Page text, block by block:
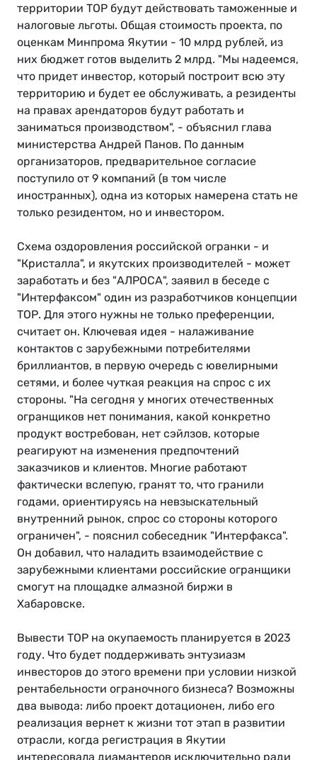
территории ТОР будут действовать таможенные и
налоговые льготы. Общая стоимость проекта, по
оценкам Минпрома Якутии - 10 млрд рублей, из
них бюджет готов выделить 2 млрд. "Мы надеемся,
что придет инвестор, который построит всю эту
территорию и будет ее обслуживать, а резиденты
на правах арендаторов будут работать и
заниматься производством", - объяснил глава
министерства Андрей Панов. По данным
организаторов, предварительное согласие
поступило от 9 компаний (в том числе
иностранных), одна из которых намерена стать не
только резидентом, но и инвестором.
Схема оздоровления российской огранки - и
"Кристалла", и якутских производителей - может
заработать и без "АЛРОСА", заявил в беседе с
"Интерфаксом" один из разработчиков концепции
ТОР. Для этого нужны не только преференции,
считает он. Ключевая идея - налаживание
контактов с зарубежными потребителями
бриллиантов, в первую очередь с ювелирными
сетями, и более чуткая реакция на спрос с их
стороны. "На сегодня у многих отечественных
огранщиков нет понимания, какой конкретно
продукт востребован, нет сэйлзов, которые
реагируют на изменения предпочтений
заказчиков и клиентов. Многие работают
фактически вслепую, гранят то, что гранили
годами, ориентируясь на невзыскательный
внутренний рынок, спрос со стороны которого
ограничен", - пояснил собеседник "Интерфакса".
Он добавил, что наладить взаимодействие с
зарубежными клиентами российские огранщики
смогут на площадке алмазной биржи в
Хабаровске.
Вывести ТОР на окупаемость планируется в 2023
году. Что будет поддерживать энтузиазм
инвесторов до этого времени при условии низкой
рентабельности ограночного бизнеса? Возможны
два вывода: либо проект дотационен, либо его
реализация вернет к жизни тот этап в развитии
отрасли, когда регистрация в Якутии
интересовала диамантеров исключительно ради